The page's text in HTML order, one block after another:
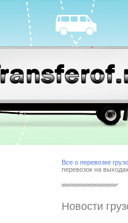
Все о перевозке
перевозок на
Новости